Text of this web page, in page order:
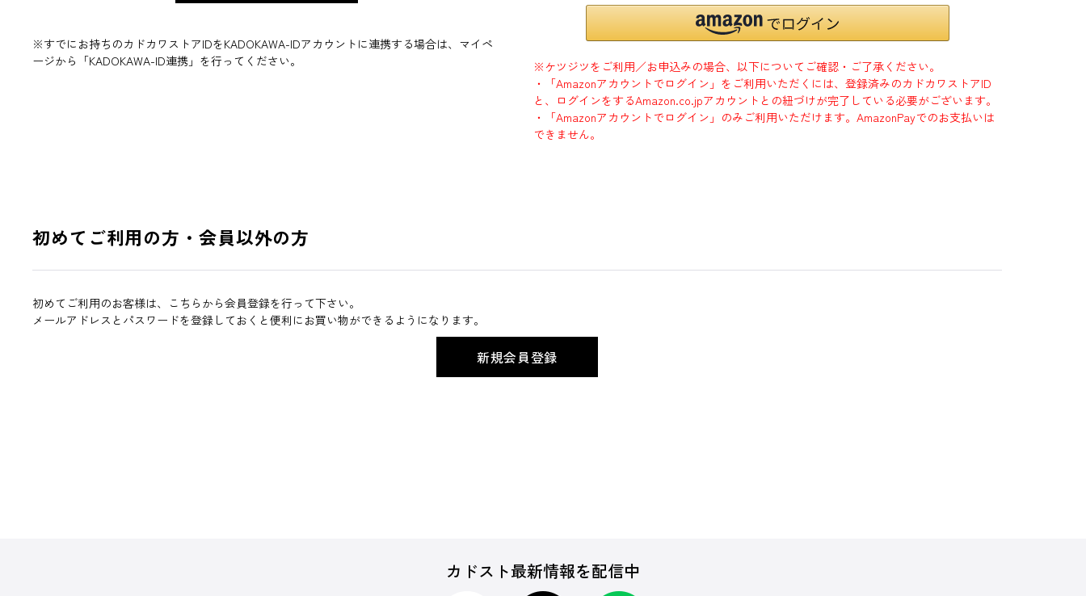
※すでにお持ちのカドカワストアIDをKADOKAWA-IDアカウントに連携する場合は、マイペ
ージから「KADOKAWA-ID連携」を行ってください。
※ケツジツをご利用／お申込みの場合、以下についてご確認・ご了承ください。
・「Amazonアカウントでログイン」をご利用いただくには、登録済みのカドカワストアID
と、ログインをするAmazon.co.jpアカウントとの紐づけが完了している必要がございます。
・「Amazonアカウントでログイン」のみご利用いただけます。AmazonPayでのお支払いは
できません。
初めてご利用の方・会員以外の方
初めてご利用のお客様は、こちらから会員登録を行って下さい。
メールアドレスとパスワードを登録しておくと便利にお買い物ができるようになります。
カドスト最新情報を配信中